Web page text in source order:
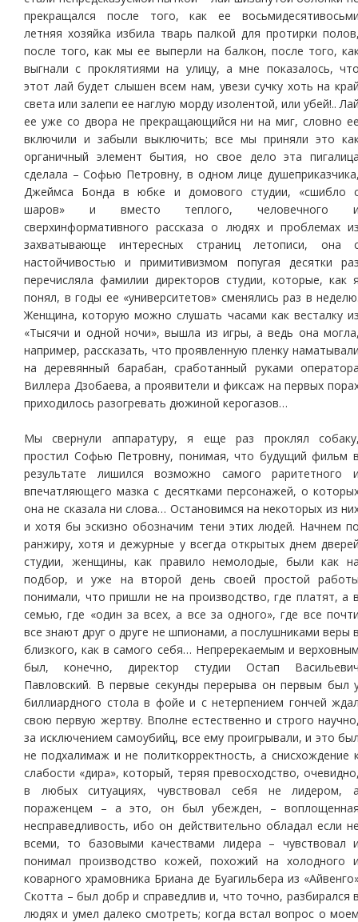
прекращался после того, как ее
летняя хозяйка избила тварь палкой для протирки
после того, как мы ее выперли на балкон, после того,
выгнали с проклятиями на улицу, а мне показалось,
этот лай будет слышен всем нам, увези сучку хоть на
света или залепи ее наглую морду изолентой, или убей!..
ее уже со двора не прекращающийся ни на миг, словно
включили и забыли выключить; все мы приняли это
органичный элемент бытия, но свое дело эта
сделала – Софью Петровну, в одном лице
Джеймса Бонда в юбке и домового студии, «сшибло
шаров» и вместо теплого, человечного
сверхинформативного рассказа о людях и проблемах
захватывающе интересных страниц летописи, она
настойчивостью и примитивизмом попугая десятки
перечисляла фамилии директоров студии, которые, как
понял, в годы ее «университетов» сменялись раз в
Женщина, которую можно слушать часами как весталку
«Тысячи и одной ночи», вышла из игры, а ведь она
например, рассказать, что проявленную пленку
на деревянный барабан, сработанный руками
Виллера Дзобаева, а проявители и фиксаж на первых
приходилось разогревать дюжиной керогазов…
Мы свернули аппаратуру, я еще раз проклял
простил Софью Петровну, понимая, что будущий фильм
результате лишился возможно самого раритетного
впечатляющего мазка с десятками персонажей, о
она не сказала ни слова… Остановимся на некоторых из
и хотя бы эскизно обозначим тени этих людей. Начнем
ранжиру, хотя и дежурные у всегда открытых днем
студии, женщины, как правило немолодые, были как
подбор, и уже на второй день своей простой
понимали, что пришли не на производство, где платят, а
семью, где «один за всех, а все за одного», где все
все знают друг о друге не шпионами, а послушниками веры
близкого, как в самого себя… Непререкаемым и
был, конечно, директор студии Остап
Павловский. В первые секунды перерыва он первым был
биллиардного стола в фойе и с нетерпением гончей
свою первую жертву. Вполне естественно и строго
за исключением самоубийц, все ему проигрывали, и это
не подхалимаж и не политкорректность, а снисхождение
слабости «дира», который, теряя превосходство,
в любых ситуациях, чувствовал себя не лидером,
пораженцем – а это, он был убежден, –
несправедливость, ибо он действительно обладал если
всеми, то базовыми качествами лидера – чувствовал
понимал производство кожей, похожий на холодного
коварного храмовника Бриана де Буагильбера из
Скотта – был добр и справедлив и, что точно, разбирался
людях и умел далеко смотреть; когда встал вопрос о